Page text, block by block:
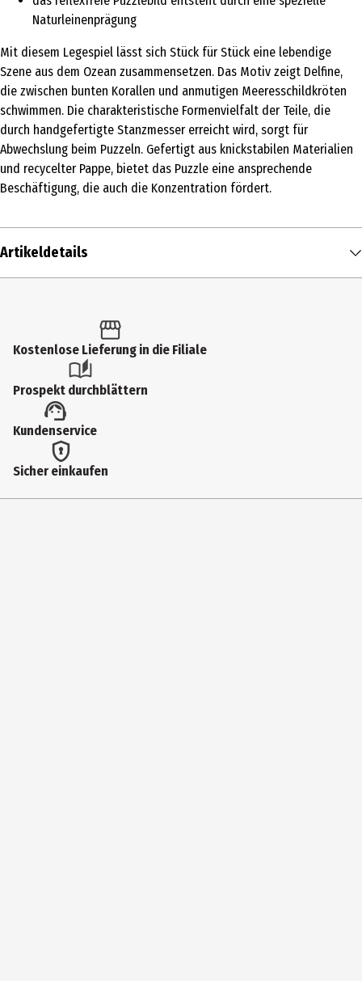
Naturleinenprägung
Mit diesem Legespiel lässt sich Stück für Stück eine lebendige
Szene aus dem Ozean zusammensetzen. Das Motiv zeigt Delfine,
die zwischen bunten Korallen und anmutigen Meeresschildkröten
schwimmen. Die charakteristische Formenvielfalt der Teile, die
durch handgefertigte Stanzmesser erreicht wird, sorgt für
Abwechslung beim Puzzeln. Gefertigt aus knickstabilen Materialien
und recycelter Pappe, bietet das Puzzle eine ansprechende
Beschäftigung, die auch die Konzentration fördert.
Artikeldetails
Produkttyp
Klassische Puzzles
Anzahl Teile
500
Altersempfehlung ab
Kostenlose Lieferung in die Filiale
Prospekt durchblättern
Kundenservice
Sicher einkaufen